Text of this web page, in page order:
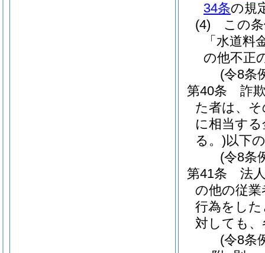
34条の規
(4)
この
「水道料
の他不正
(令8条
第40条
詐
た者は、
に相当す
る。)以下
(令8条
第41条
法
の他の従
行為をし
対しても
(令8条